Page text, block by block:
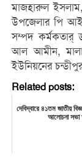
মাজহারুল ইসলাম,
উপজেলার পি আই
সম্পদ কর্মকতার্
আল আমীন,
ইউনিয়নের
Related posts:
দেবিদ্বারে ৪১তম জাতীয়
আলোচনা সভা